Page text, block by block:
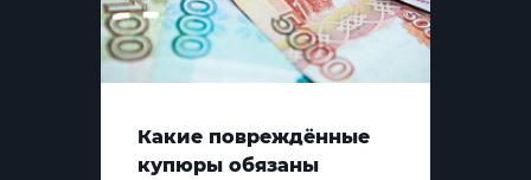
Какие повреждённые
купюры обязаны